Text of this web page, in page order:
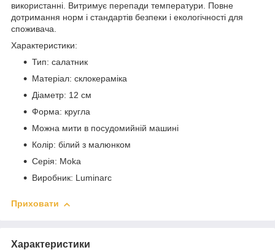
використанні. Витримує перепади температури. Повне
дотримання норм і стандартів безпеки і екологічності для
споживача.
Характеристики:
Тип: салатник
Матеріал: склокераміка
Діаметр: 12 см
Форма: кругла
Можна мити в посудомийній машині
Колір: білий з малюнком
Серія: Moka
Виробник: Luminarc
Приховати
Характеристики